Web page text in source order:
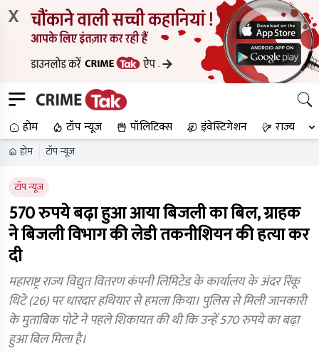
X
होम टॉप न्यूज पॉलिटिक्स इंवेस्टिगेशन राज्य
होम टॉप न्यूज
टॉप न्यूज
570 रुपये बढ़ा हुआ आया बिजली का बिल, ग्राहक
ने बिजली विभाग की लेडी तकनीशियन की हत्या कर
दी
महाराष्ट्र राज्य विद्युत वितरण कंपनी लिमिटेड के कार्यालय के अंदर रिंकू
थिटे (26) पर धारदार हथियार से हमला किया। पुलिस से मिली जानकारी
के मुताबिक पोटे ने पहले शिकायत की थी कि उन्हें 570 रुपये का बढ़ा
हुआ बिल मिला है।